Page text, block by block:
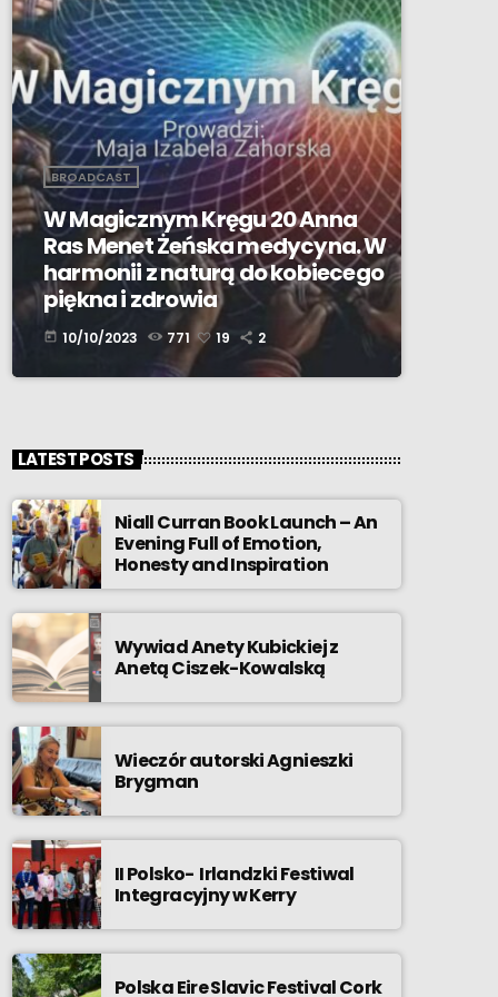
BROADCAST
W Magicznym Kręgu 20 Anna
Ras Menet Żeńska medycyna. W
harmonii z naturą do kobiecego
piękna i zdrowia
today 10/10/2023 771 19 2
LATEST POSTS
Niall Curran Book Launch – An
Evening Full of Emotion,
Honesty and Inspiration
Wywiad Anety Kubickiej z
Anetą Ciszek-Kowalską
Wieczór autorski Agnieszki
Brygman
II Polsko- Irlandzki Festiwal
Integracyjny w Kerry
Polska Eire Slavic Festival Cork